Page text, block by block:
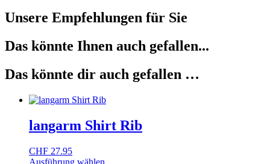
Unsere Empfehlungen für Sie
Das könnte Ihnen auch gefallen...
Das könnte dir auch gefallen …
langarm Shirt Rib
CHF 27.95
Ausführung wählen